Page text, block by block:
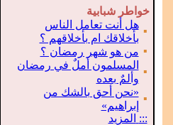
خواطر شبابية
▪
هل أنت تعامل الناس
بأخلاقك ام بأخلاقهم ؟
▪ من هو شهر رمضان ؟
▪
المسلمون أملٌ في رمضان
وألمٌ بعده
▪
«نحن أحق بالشك من
إبراهيم»
::: المزيد